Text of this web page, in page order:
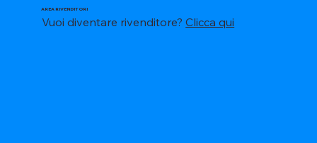
AREA RIVENDITORI
Vuoi diventare rivenditore?Clicca qui